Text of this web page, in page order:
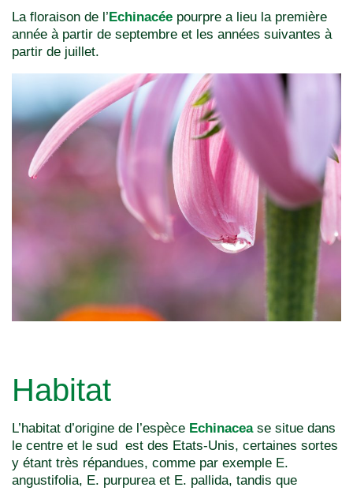
La floraison de l’ Echinacée pourpre a lieu la première
année à partir de septembre et les années suivantes à
partir de juillet.
Habitat
L’habitat d’origine de l’espèce Echinacease situe dans
le centre et le sud est des Etats-Unis, certaines sortes
y étant très répandues, comme par exemple E.
angustifolia, E. purpurea et E. pallida, tandis que